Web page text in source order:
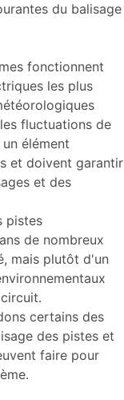
du balisage
fonctionnent
les plus
fluctuations de
élément
et doivent garantir
et des
pistes
de nombreux
mais plutôt d'un
certains des
des pistes et
faire pour